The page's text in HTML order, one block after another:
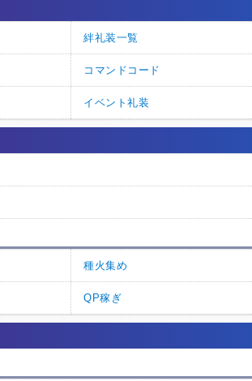
絆礼装一覧
コマンドコード
イベント礼装
種火集め
QP稼ぎ